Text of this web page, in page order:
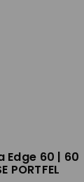
Edge 60 | 60
PORTFEL